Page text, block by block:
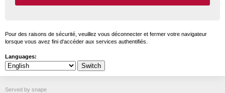
Pour des raisons de sécurité, veuillez vous déconnecter et fermer votre navigateur
lorsque vous avez fini d'accéder aux services authentifiés.
Languages:
Served by snape